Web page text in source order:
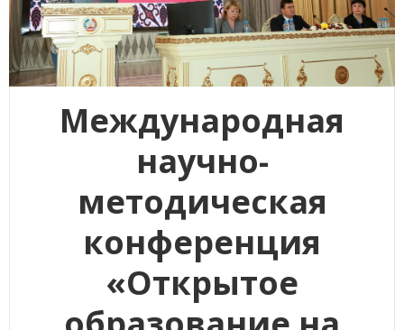
Международная
научно-
методическая
конференция
«Открытое